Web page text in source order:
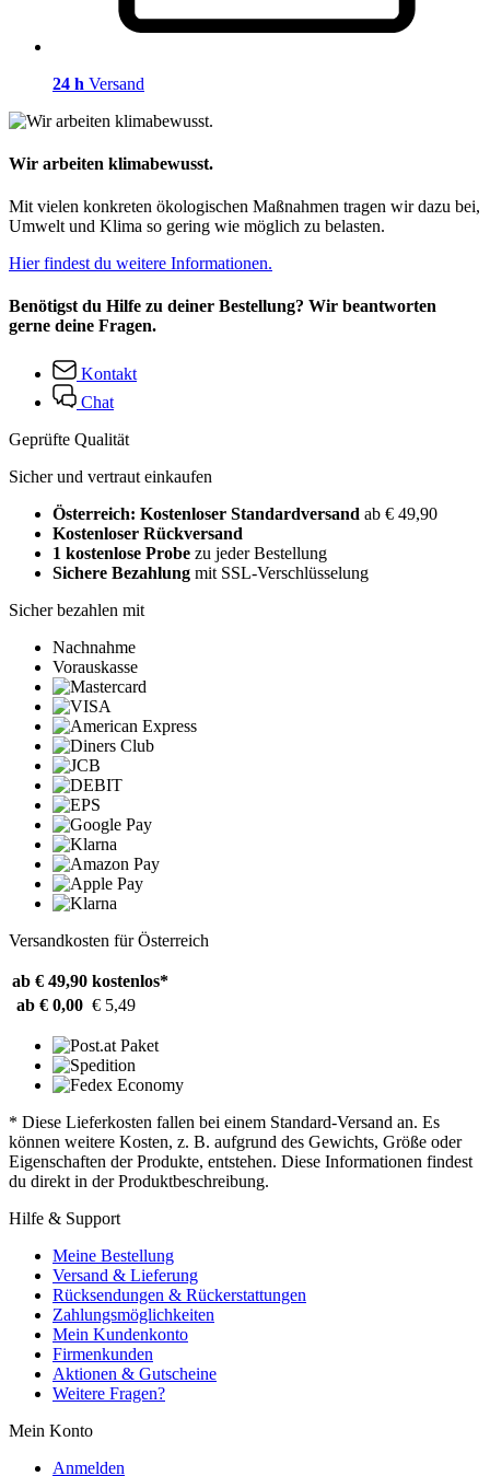
24 h Versand
Wir arbeiten klimabewusst.
Mit vielen konkreten ökologischen Maßnahmen tragen wir dazu bei,
Umwelt und Klima so gering wie möglich zu belasten.
Hier findest du weitere Informationen.
Benötigst du Hilfe zu deiner Bestellung? Wir beantworten
gerne deine Fragen.
Kontakt
Chat
Geprüfte Qualität
Sicher und vertraut einkaufen
Österreich: Kostenloser Standardversand ab € 49,90
Kostenloser Rückversand
1 kostenlose Probe zu jeder Bestellung
Sichere Bezahlung mit SSL-Verschlüsselung
Sicher bezahlen mit
Nachnahme
Vorauskasse
Versandkosten für Österreich
ab € 49,90 kostenlos*
ab € 0,00 € 5,49
* Diese Lieferkosten fallen bei einem Standard-Versand an. Es
können weitere Kosten, z. B. aufgrund des Gewichts, Größe oder
Eigenschaften der Produkte, entstehen. Diese Informationen findest
du direkt in der Produktbeschreibung.
Hilfe & Support
Meine Bestellung
Versand & Lieferung
Rücksendungen & Rückerstattungen
Zahlungsmöglichkeiten
Mein Kundenkonto
Firmenkunden
Aktionen & Gutscheine
Weitere Fragen?
Mein Konto
Anmelden